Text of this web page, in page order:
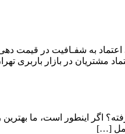
به شفـافیت در قیمت
مشتریان در بازار باربری
اگر اینطور است، ما
[…]